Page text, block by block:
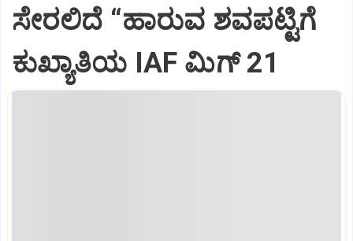
ಸೇರಲಿದೆ “ಹಾರುವ ಶವಪಟ್ಟಿಗೆ
ಕುಖ್ಯಾತಿಯ IAF ಮಿಗ್‌ 21